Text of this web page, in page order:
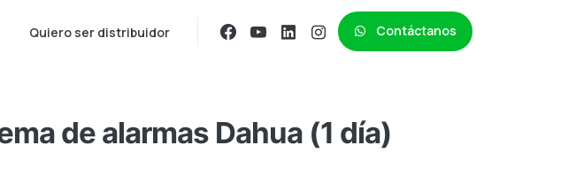
Quiero ser distribuidor Contáctanos
de alarmas Dahua (1 día)